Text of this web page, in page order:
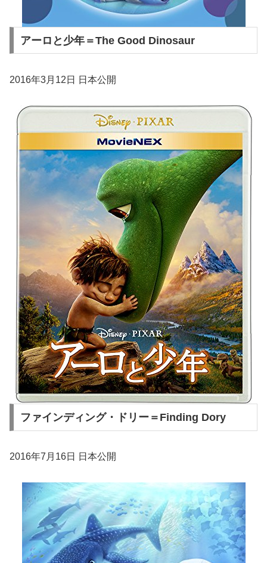
アーロと少年＝The Good Dinosaur
2016年3月12日 日本公開
ファインディング・ドリー＝Finding Dory
2016年7月16日 日本公開